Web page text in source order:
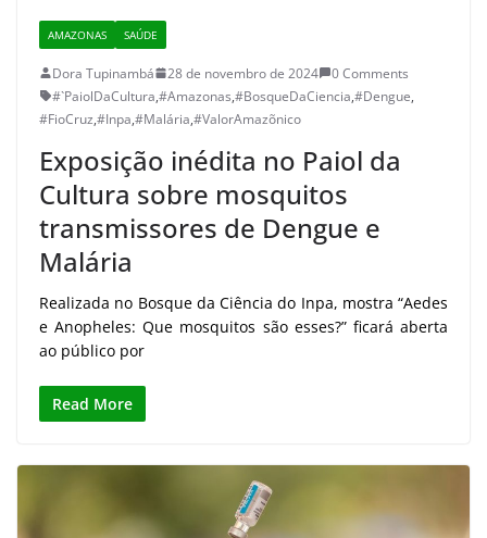
AMAZONAS SAÚDE
Dora Tupinambá 28 de novembro de 2024
0 Comments
#`PaiolDaCultura,#Amazonas,#BosqueDaCiencia,#Dengue,
#FioCruz,#Inpa,#Malária,#ValorAmazõnico
Exposição inédita no Paiol da
Cultura sobre mosquitos
transmissores de Dengue e
Malária
Realizada no Bosque da Ciência do Inpa, mostra “Aedes
e Anopheles: Que mosquitos são esses?” ficará aberta
ao público por
Read More